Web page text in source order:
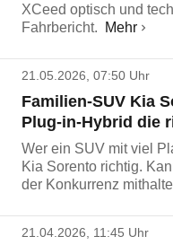
XCeed optisch und
Fahrbericht.
Mehr
21.05.2026, 07:50 Uhr
Familien-SUV Kia
Plug-in-Hybrid die
Wer ein SUV mit viel
Kia Sorento richtig.
der Konkurrenz
21.04.2026, 11:45 Uhr